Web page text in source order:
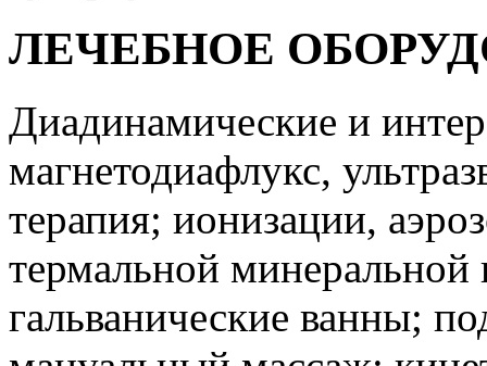
ЛЕЧЕБНОЕ
Диадинамические и
магнетодиафлукс,
терапия; ионизации,
термальной минеральной
гальванические ванны;